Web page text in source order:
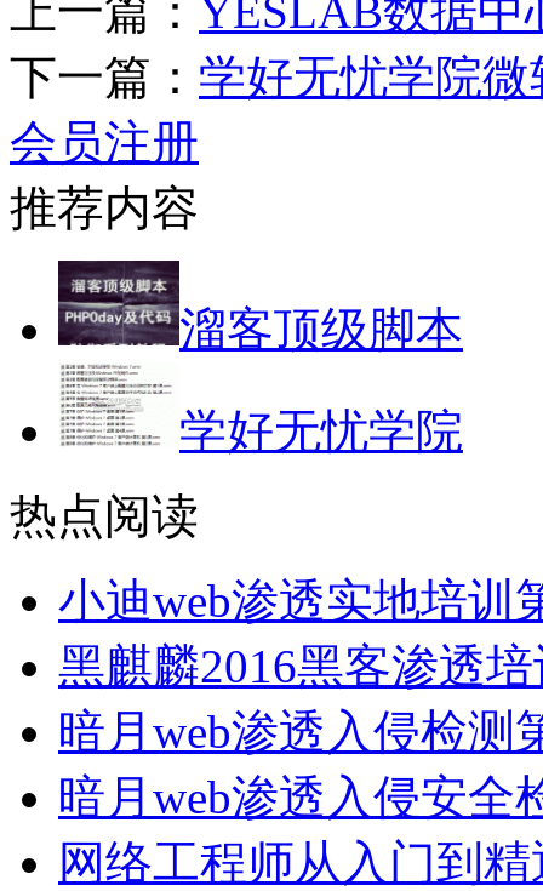
上一篇： YESLAB数据中
下一篇： 学好无忧学院
会员注册
推荐内容
溜客顶级脚本
学好无忧学院
热点阅读
小迪web渗透实地培训
黑麒麟2016黑客渗透
暗月web渗透入侵检测
暗月web渗透入侵安全
网络工程师从入门到